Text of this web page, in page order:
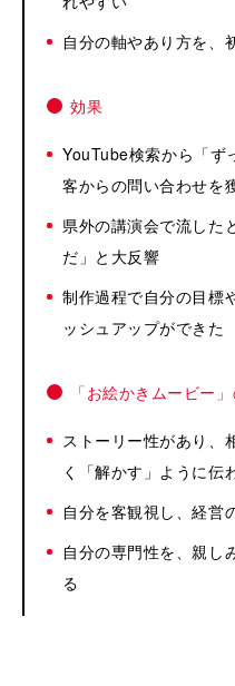
自分の軸やあり方を、
効果
YouTube検索から「ず
客からの問い合わせを
県外の講演会で流した
だ」と大反響
制作過程で自分の目標
ッシュアップができた
「お絵かきムービー
ストーリー性があり、
く「解かす」ように伝
自分を客観視し、経営
自分の専門性を、親し
る